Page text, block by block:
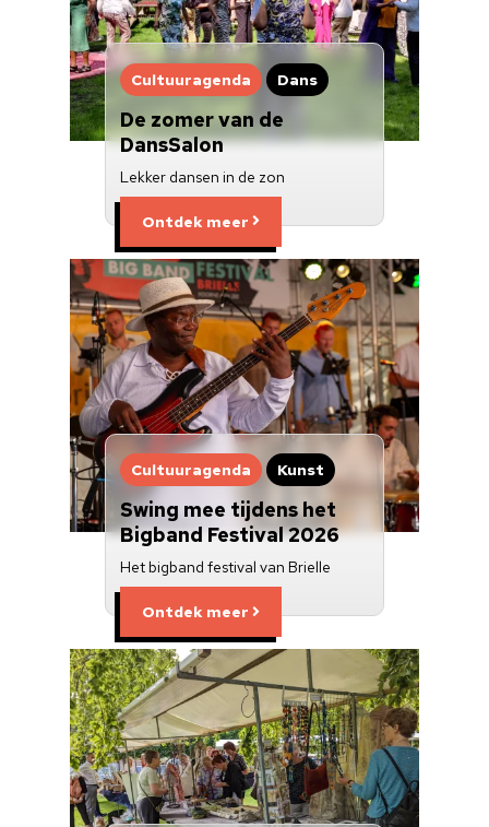
Cultuuragenda Dans
De zomer van de
DansSalon
Lekker dansen in de zon
Ontdek meer
Cultuuragenda Kunst
Swing mee tijdens het
Bigband Festival 2026
Het bigband festival van Brielle
Ontdek meer